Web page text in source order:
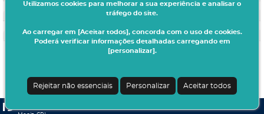
ESSEM | TITULARES DE CURSOS SUPERIORES COM CREDITAÇÕES
ESSEM | TITULARES DE CURSOS SUPERIORES SEM CREDITAÇÕES
Utilizamos cookies para melhorar a sua experiência e analisar o
tráfego do site.
Ao carregar em [Aceitar todos], concorda com o uso de cookies.
Poderá verificar informações detalhadas carregando em
[personalizar].
Rejeitar não essenciais Personalizar Aceitar todos